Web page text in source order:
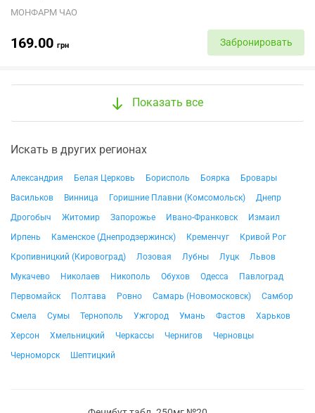
МОНФАРМ ЧАО
169.00 грн Забронировать
Показать все
Искать в других регионах
Александрия Белая Церковь Борисполь Боярка
Бровары
Васильков
Винница Горишние Плавни (Комсомольск)
Днепр
Дрогобыч
Житомир Запорожье Ивано-Франковск
Измаил
Ирпень
Каменское (Днепродзержинск) Кременчуг
Кривой Рог
Кропивницкий (Кировоград)
Лозовая Лубны Луцк
Львов
Мукачево
Николаев Никополь Обухов Одесса
Павлоград
Первомайск
Полтава Ровно Самарь (Новомосковск)
Самбор
Смела
Сумы Тернополь Ужгород Умань Фастов
Харьков
Херсон
Хмельницкий Черкассы Чернигов
Черновцы
Черноморск
Шептицкий